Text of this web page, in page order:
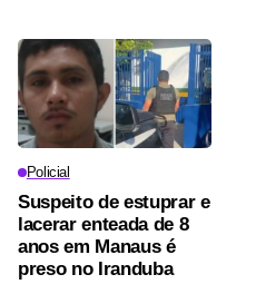
Policial
Suspeito de estuprar e
lacerar enteada de 8
anos em Manaus é
preso no Iranduba